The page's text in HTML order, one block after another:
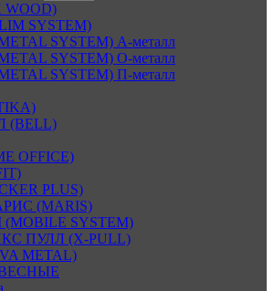
SYSTEM)
SYSTEM) А-металл
SYSTEM) О-металл
SYSTEM) П-металл
(BELL)
OFFICE)
PLUS)
(MARIS)
SYSTEM)
ПУЛЛ (X-PULL)
METAL)